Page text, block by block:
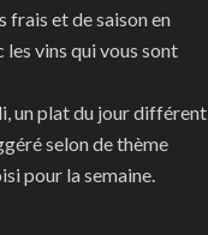
frais et de saison en
les vins qui vous sont
un plat du jour différent
selon de thème
pour la semaine.